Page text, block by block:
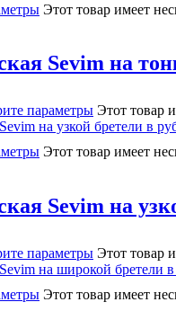
Этот товар имеет
Sevim на
параметры Этот товар
Этот товар имеет
Sevim на
параметры Этот товар
Этот товар имеет